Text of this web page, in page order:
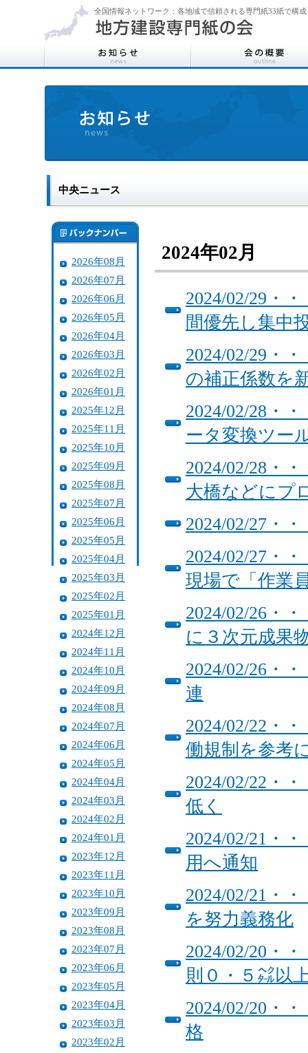
全国情報ネットワーク：各地域で信頼される専門紙33紙で構成
中央ニュース
2026年08月
2026年07月
2026年06月
2026年05月
2026年04月
2026年03月
2026年02月
2026年01月
2025年12月
2025年11月
2025年10月
2025年09月
2025年08月
2025年07月
2025年06月
2025年05月
2025年04月
2025年03月
2025年02月
2025年01月
2024年12月
2024年11月
2024年10月
2024年09月
2024年08月
2024年07月
2024年06月
2024年05月
2024年04月
2024年03月
2024年02月
2024年01月
2023年12月
2023年11月
2023年10月
2023年09月
2023年08月
2023年07月
2023年06月
2023年05月
2023年04月
2023年03月
2023年02月
2024年02月
2024/02/29・
間優先し集中
2024/02/29・
の補正係数を
2024/02/28・
ータ変換ツー
2024/02/28・
大橋などにプ
2024/02/27・
2024/02/27・
現場で「作業
2024/02/26・
に３次元成果
2024/02/26・
連
2024/02/22・
働規制を参考
2024/02/22・
低く
2024/02/21・
用へ通知
2024/02/21・
を努力義務化
2024/02/20・
則０・５㌶以
2024/02/20・
格